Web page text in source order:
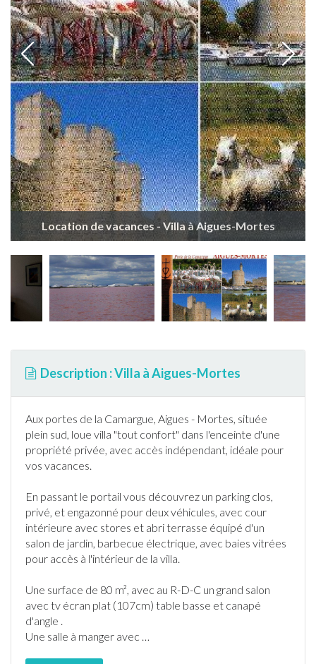
Location de vacances - Villa à Aigues-Mortes
Description : Villa à Aigues-Mortes
Aux portes de la Camargue, Aigues - Mortes, située
plein sud, loue villa "tout confort" dans l'enceinte d'une
propriété privée, avec accès indépendant, idéale pour
vos vacances.
En passant le portail vous découvrez un parking clos,
privé, et engazonné pour deux véhicules, avec cour
intérieure avec stores et abriterrasse équipé d'un
salon de jardin, barbecue électrique, avec baies vitrées
pour accès à l'intérieur de la villa.
Une surface de 80 m², avec au R-D-C un grand salon
avec tv écran plat (107cm) table basse et canapé
d'angle .
Une salle à manger avec …